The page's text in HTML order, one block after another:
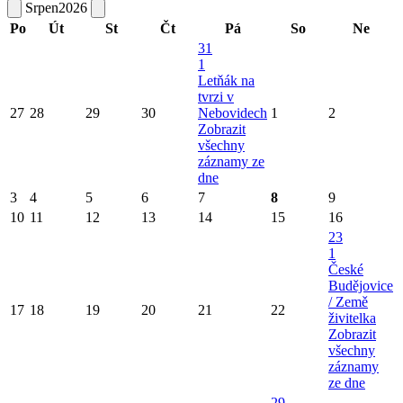
Srpen2026
Po
Út St Čt Pá So Ne
27 28 29 30
31
1
Letňák na
tvrzi v
Nebovidech
Zobrazit
všechny
záznamy ze
dne
1 2
3 4 5 6 7 8
9
10 11 12 13 14 15 16
17 18 19 20 21 22
23
1
České
Budějovice
/ Země
živitelka
Zobrazit
všechny
záznamy
ze dne